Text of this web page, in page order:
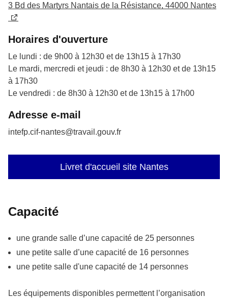
3 Bd des Martyrs Nantais de la Résistance, 44000 Nantes
Horaires d'ouverture
Le lundi : de 9h00 à 12h30 et de 13h15 à 17h30
Le mardi, mercredi et jeudi : de 8h30 à 12h30 et de 13h15
à 17h30
Le vendredi : de 8h30 à 12h30 et de 13h15 à 17h00
Adresse e-mail
intefp.cif-nantes@travail.gouv.fr
Livret d'accueil site Nantes
Capacité
une grande salle d’une capacité de 25 personnes
une petite salle d’une capacité de 16 personnes
une petite salle d'une capacité de 14 personnes
Les équipements disponibles permettent l’organisation